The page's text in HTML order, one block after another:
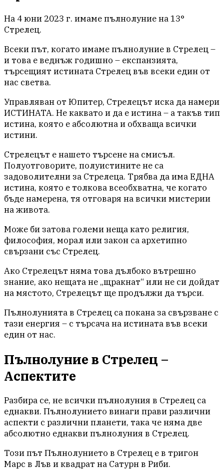
На 4 юни 2023 г. имаме пълнолуние на 13°
Стрелец.
Всеки път, когато имаме пълнолуние в Стрелец –
и това е веднъж годишно – експанзията,
търсещият истината Стрелец във всеки един от
нас светва.
Управляван от Юпитер, Стрелецът иска да намери
ИСТИНАТА. Не каквато и да е истина – а такъв тип
истина, която е абсолютна и обхваща всички
истини.
Стрелецът е нашето търсене на смисъл.
Полуотговорите, полуистините не са
задоволителни за Стрелеца. Трябва да има ЕДНА
истина, която е толкова всеобхватна, че когато
бъде намерена, тя отговаря на всички мистерии
на живота.
Може би затова големи неща като религия,
философия, морал или закон са архетипно
свързани със Стрелец.
Ако Стрелецът няма това дълбоко вътрешно
знание, ако нещата не „щракнат“ или не си дойдат
на мястото, Стрелецът ще продължи да търси.
Пълнолунията в Стрелец са покана за свързване с
тази енергия – с търсача на истината във всеки
един от нас.
Пълнолуние в Стрелец –
Аспектите
Разбира се, не всички пълнолуния в Стрелец са
еднакви. Пълнолунието винаги прави различни
аспекти с различни планети, така че няма две
абсолютно еднакви пълнолуния в Стрелец.
Този път Пълнолунието в Стрелец е в тригон
Марс в Лъв и квадрат на Сатурн в Риби.